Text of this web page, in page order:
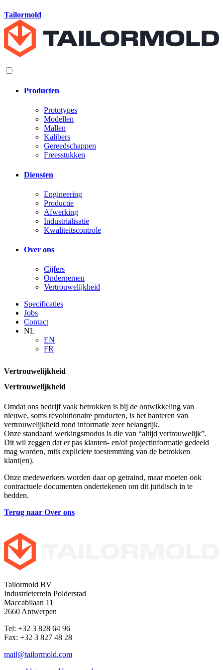
Tailormold
Producten
Prototypes
Modellen
Mallen
Kalibers
Gereedschappen
Freesstukken
Diensten
Engineering
Productie
Afwerking
Industrialisatie
Kwaliteitscontrole
Over ons
Cijfers
Ondernemen
Vertrouwelijkheid
Specificaties
Jobs
Contact
NL
EN
FR
Vertrouwelijkheid
Vertrouwelijkheid
Omdat ons bedrijf vaak betrokken is bij de ontwikkeling van
nieuwe, soms revolutionaire producten, is het hanteren van
vertrouwelijkheid rond informatie zeer belangrijk.
Onze standaard werkingsmodus is die van “altijd vertrouwelijk”.
Dit wil zeggen dat er pas klanten- en/of projectinformatie gedeeld
mag worden, mits expliciete toestemming van de betrokken
klant(en).
Onze medewerkers worden daar op getraind, maar moeten ook
contractuele documenten ondertekenen om dit juridisch in te
bedden.
Terug naar Over ons
Tailormold BV
Industrieterrein Polderstad
Maccabilaan 11
2660 Antwerpen
Tel: +32 3 828 64 96
Fax: +32 3 827 48 28
mail@tailormold.com